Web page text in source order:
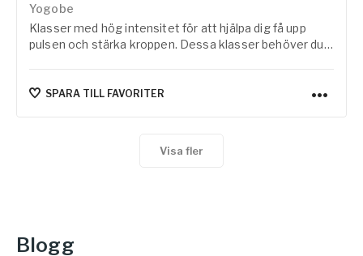
Yogobe
Klasser med hög intensitet för att hjälpa dig få upp
pulsen och stärka kroppen. Dessa klasser behöver du
SPARA TILL FAVORITER
Visa fler
Blogg